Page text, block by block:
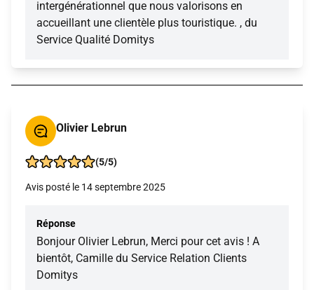
intergénérationnel que nous valorisons en
accueillant une clientèle plus touristique. , du
Service Qualité Domitys
Olivier Lebrun
(5/5)
Avis posté le 14 septembre 2025
Réponse
Bonjour Olivier Lebrun, Merci pour cet avis ! A
bientôt, Camille du Service Relation Clients
Domitys